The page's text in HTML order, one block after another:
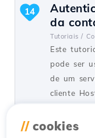
da
Tutoriais /
Este
pode ser
de um
cliente
14
por Mark D.
Publicado em
// cookies